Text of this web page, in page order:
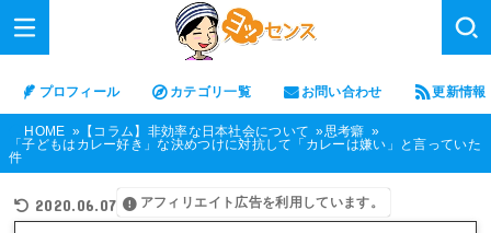
プロフィール カテゴリ一覧 お問い合わせ 更新情報
HOME 【コラム】非効率な日本社会について
思考癖
「子どもはカレー好き」な決めつけに対抗して「カレーは嫌い」と言っていた
件
2020.06.07 アフィリエイト広告を利用しています。